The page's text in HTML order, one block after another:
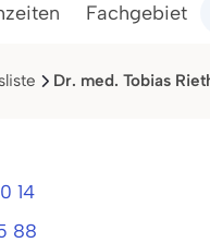
Fachgebiet
Dr. med. Tobias
14
88